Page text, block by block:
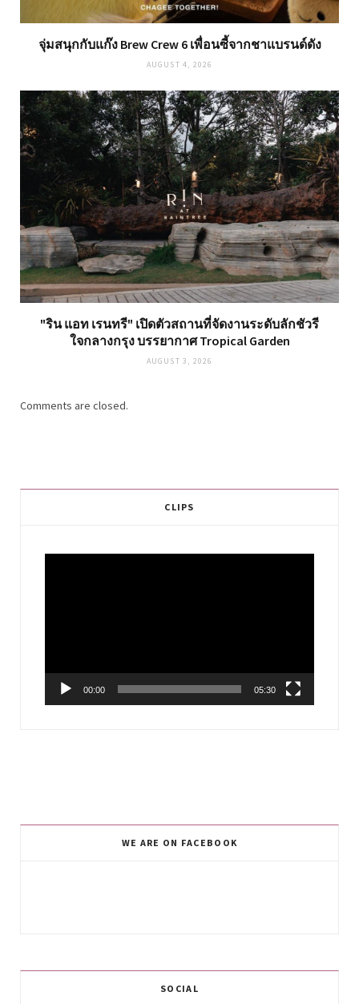
จุ่มสนุกกับแก๊ง Brew Crew 6 เพื่อนซี้จากชาแบรนด์ดัง
AUGUST 4, 2026
"ริน แอท เรนทรี" เปิดตัวสถานที่จัดงานระดับลักชัวรี
ใจกลางกรุง บรรยากาศ Tropical Garden
AUGUST 3, 2026
Comments are closed.
CLIPS
00:00 05:30
WE ARE ON FACEBOOK
SOCIAL